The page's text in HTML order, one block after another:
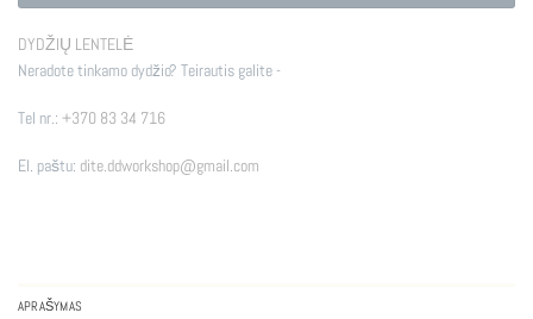
DYDŽIŲ LENTELĖ
Neradote tinkamo dydžio? Teirautis galite -
Tel nr.: +370 83 34 716
El. paštu: dite.ddworkshop@gmail.com
APRAŠYMAS